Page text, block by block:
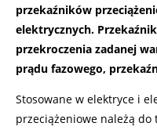
przekaźników
elektrycznych.
przekroczenia zadanej
prądu fazowego,
Stosowane w elektryce i
przeciążeniowe należą do